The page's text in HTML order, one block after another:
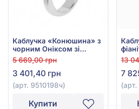
Каблучка «Конюшина» з
чорним Оніксом зі
срібла 925°, арт.
9510198ч
5 669,00 грн
3 401,40 грн
(арт. 9510198ч)
Купити
арт.
13
7